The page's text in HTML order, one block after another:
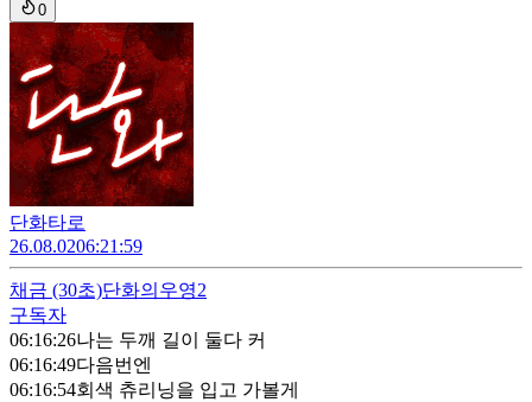
0
단화타로
26.08.0206:21:59
채금 (30초)단화의우영2
구독자
06:16:26나는 두깨 길이 둘다 커
06:16:49다음번엔
06:16:54회색 츄리닝을 입고 가볼게